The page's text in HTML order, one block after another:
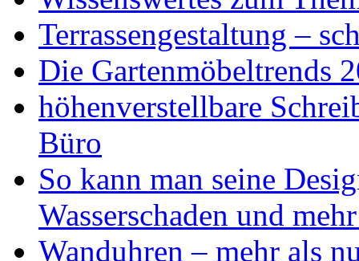
Terrassengestaltung –
Die Gartenmöbeltrends
höhenverstellbare
Büro
So kann man seine
Wasserschaden und
Wanduhren – mehr als